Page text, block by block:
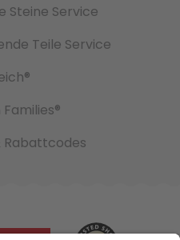
Steine Service
Teile Service
Rabattcodes